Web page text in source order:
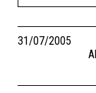
31/07/2005